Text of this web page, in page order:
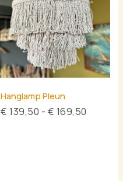
Hanglamp Pleun
€ 139,50 - € 169,50